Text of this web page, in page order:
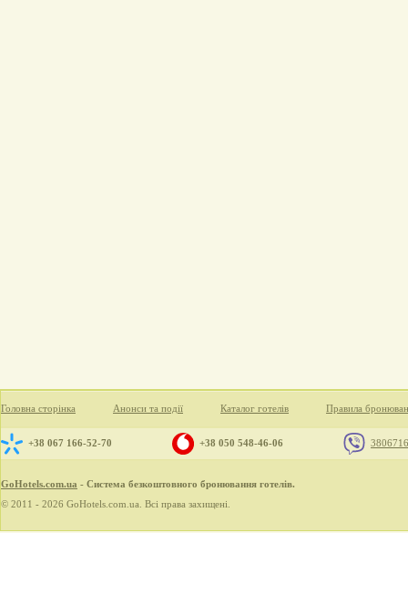
Головна сторінка Анонси та події Каталог готелів Правила
+38 067 166-52-70 +38 050 548-46-06
GoHotels.com.ua - Система безкоштовного бронювання готелів.
© 2011 - 2026 GoHotels.com.ua. Всі права захищені.